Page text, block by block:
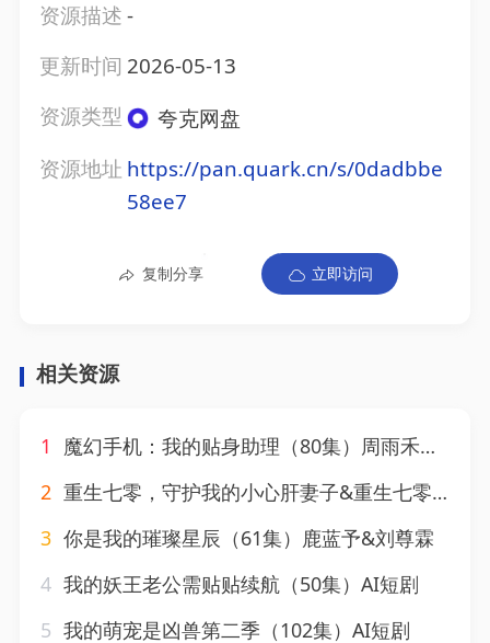
资源描述-
更新时间 2026-05-13
资源类型
夸克网盘
资源地址 https://pan.quark.cn/s/0dadbbe
58ee7
复制分享 立即访问
相关资源
1
魔幻手机：我的贴身助理（80集）周雨禾&关丁弋
2 重生七零，守护我的小心肝妻子&重生七零守护我的小心肝妻子（81集）翟兆星&宋宇欣
3 你是我的璀璨星辰（61集）鹿蓝予&刘尊霖
4 我的妖王老公需贴贴续航（50集）AI短剧
5 我的萌宠是凶兽第二季（102集）AI短剧